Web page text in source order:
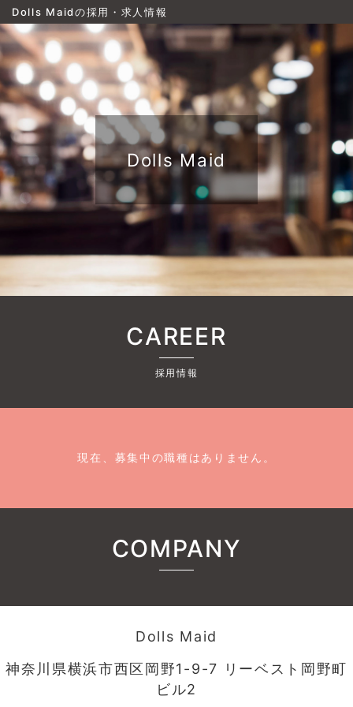
Dolls Maidの採用・求人情報
Dolls Maid
CAREER
採用情報
現在、募集中の職種はありません。
COMPANY
Dolls Maid
神奈川県横浜市西区岡野1-9-7 リーベスト岡野町
ビル2